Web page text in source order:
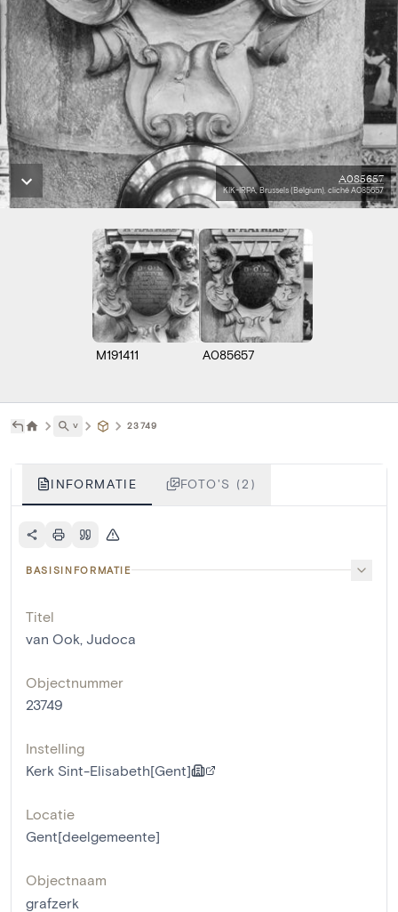
A085657
KIK-IRPA, Brussels (Belgium), cliché A085657
M191411 A085657
˅ 23749
INFORMATIE FOTO'S (2)
BASISINFORMATIE
Titel
van Ook, Judoca
Objectnummer
23749
Instelling
Kerk Sint-Elisabeth[Gent]
Locatie
Gent[deelgemeente]
Objectnaam
grafzerk